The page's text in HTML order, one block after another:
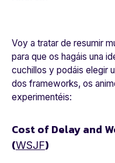
Voy a tratar de resumir
para que os hagáis una
cuchillos y podáis elegir
dos frameworks, os
experimentéis:
Cost of Delay and
(WSJF)